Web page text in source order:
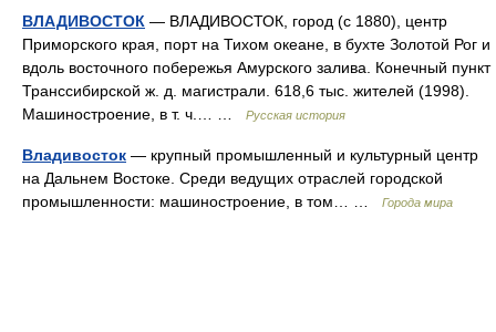
ВЛАДИВОСТОК — ВЛАДИВОСТОК, город (с 1880), центр
Приморского края, порт на Тихом океане, в бухте Золотой Рог и
вдоль восточного побережья Амурского залива. Конечный пункт
Транссибирской ж. д. магистрали. 618,6 тыс. жителей (1998).
Машиностроение, в т. ч.… …
Русская история
Владивосток — крупный промышленный и культурный центр
на Дальнем Востоке. Среди ведущих отраслей городской
промышленности: машиностроение, в том… …
Города мира